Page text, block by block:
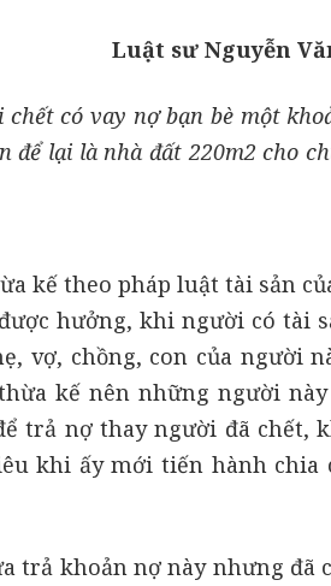
Luật sư Nguyễn
có vay nợ bạn bè một
để lại là nhà đất 220m2 cho
kế theo pháp luật tài sản
hưởng, khi người có tài
vợ, chồng, con của người
kế nên những người này
trả nợ thay người đã chết,
khi ấy mới tiến hành chia
trả khoản nợ này nhưng đã